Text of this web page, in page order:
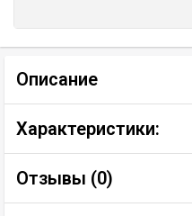
Описание
Характеристики:
Отзывы (0)